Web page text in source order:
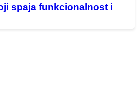
spaja funkcionalnost i